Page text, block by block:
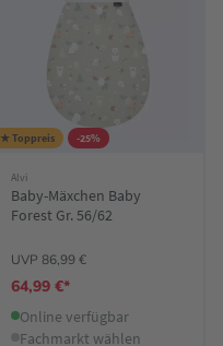
★ Toppreis -25%
Alvi
Baby-Mäxchen Baby
Forest Gr. 56/62
UVP 86,99 €
64,99 €*
Online verfügbar
Fachmarkt wählen